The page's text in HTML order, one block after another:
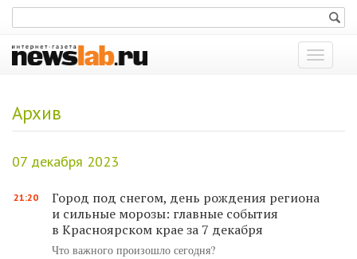
Показать
меню
Архив
07 декабря 2023
21:20
Город под снегом, день рождения региона
и сильные морозы: главные события
в Красноярском крае за 7 декабря
Что важного произошло сегодня?